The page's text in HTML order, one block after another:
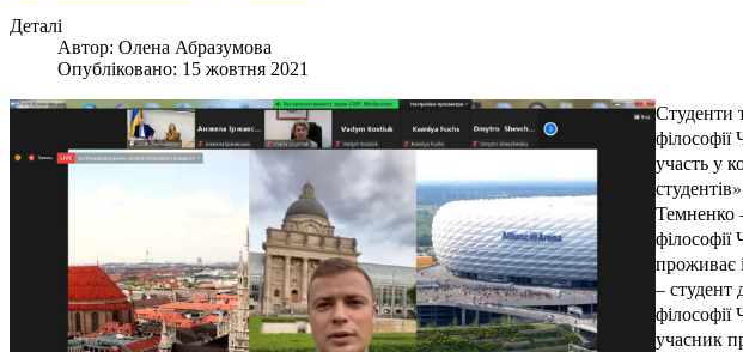
Деталі
Автор: Олена Абразумова
Опубліковано: 15 жовтня 2021
Студенти
участь у
Темненко
проживає
– студент
учасник